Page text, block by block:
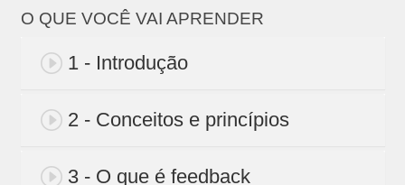
O QUE VOCÊ VAI APRENDER
1 - Introdução
2 - Conceitos e princípios
3 - O que é feedback